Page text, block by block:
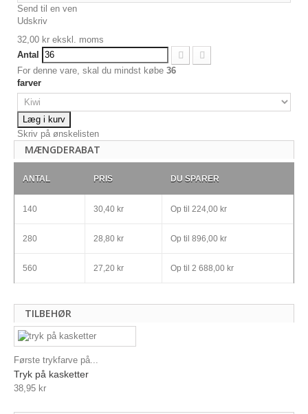
Send til en ven
Udskriv
32,00 kr ekskl. moms
Antal
For denne vare, skal du mindst købe 36
farver
Læg i kurv
Skriv på ønskelisten
MÆNGDERABAT
ANTAL PRIS DU SPARER
140 30,40 kr Op til 224,00 kr
280 28,80 kr Op til 896,00 kr
560 27,20 kr Op til 2 688,00 kr
TILBEHØR
Første trykfarve på...
Tryk på kasketter
38,95 kr